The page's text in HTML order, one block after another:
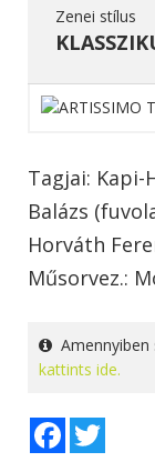
Zenei stílus
Tagjai:
Balázs
Horváth
Műsorvez.:
kattints ide.
Facebook